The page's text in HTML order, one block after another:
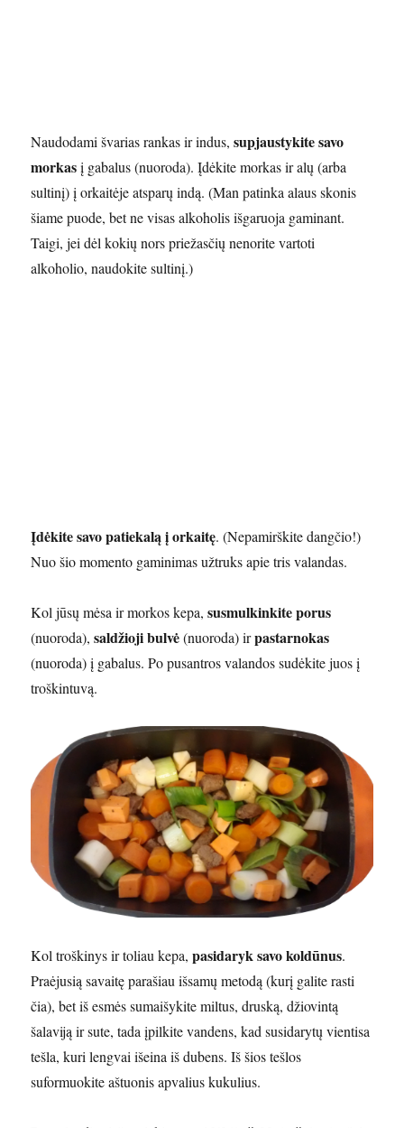
Naudodami švarias rankas ir indus,supjaustykite savo
morkasį gabalus (nuoroda). Įdėkite morkas ir alų (arba
sultinį) į orkaitėje atsparų indą. (Man patinka alaus skonis
šiame puode, bet ne visas alkoholis išgaruoja gaminant.
Taigi, jei dėl kokių nors priežasčių nenorite vartoti
alkoholio, naudokite sultinį.)
Įdėkite savo patiekalą į orkaitę. (Nepamirškite dangčio!)
Nuo šio momento gaminimas užtruks apie tris valandas.
Kol jūsų mėsa ir morkos kepa,susmulkinkite porus
(nuoroda),saldžioji bulvė(nuoroda) irpastarnokas
(nuoroda) į gabalus. Po pusantros valandos sudėkite juos į
troškintuvą.
Kol troškinys ir toliau kepa,pasidaryk savo koldūnus.
Praėjusią savaitę parašiau išsamų metodą (kurį galite rasti
čia), bet iš esmės sumaišykite miltus, druską, džiovintą
šalaviją ir sute, tada įpilkite vandens, kad susidarytų vientisa
tešla, kuri lengvai išeina iš dubens. Iš šios tešlos
suformuokite aštuonis apvalius kukulius.